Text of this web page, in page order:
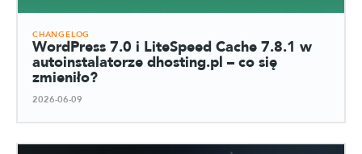
CHANGELOG
WordPress 7.0 i LiteSpeed Cache 7.8.1 w
autoinstalatorze dhosting.pl – co się
zmieniło?
2026-06-09